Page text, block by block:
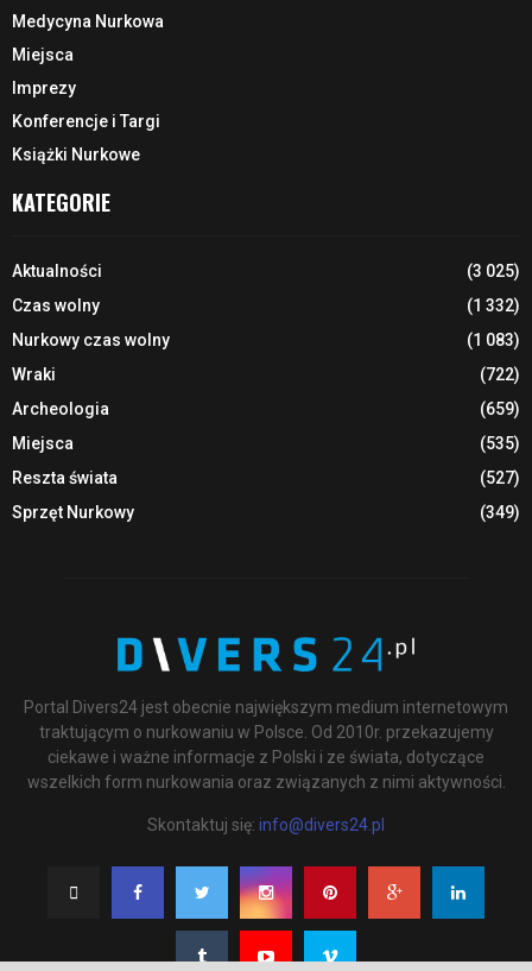
Medycyna Nurkowa
Miejsca
Imprezy
Konferencje i Targi
Książki Nurkowe
KATEGORIE
Aktualności
(3 025)
Czas wolny
(1 332)
Nurkowy czas wolny
(1 083)
Wraki
(722)
Archeologia
(659)
Miejsca
(535)
Reszta świata
(527)
Sprzęt Nurkowy
(349)
Portal Divers24 jest obecnie największym medium internetowym
traktującym o nurkowaniu w Polsce. Od 2010r. przekazujemy
ciekawe i ważne informacje z Polski i ze świata, dotyczące
wszelkich form nurkowania oraz związanych z nimi aktywności.
Skontaktuj się: info@divers24.pl